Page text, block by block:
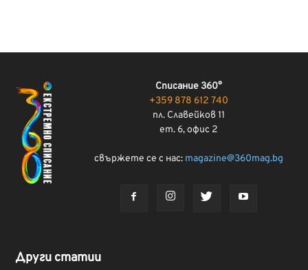
Списание 360°
+359 878 612 740
пл. Славейков 11
ет. 6, офис 2
свържете се с нас: magazine@360mag.bg
Други статии